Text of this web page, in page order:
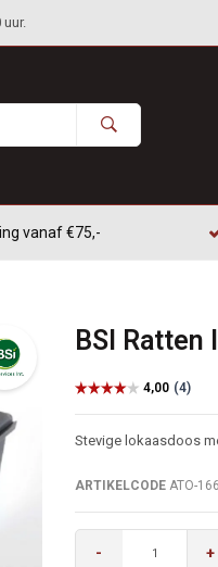
vanaf €75,-
BSI Ratten
Stevige lokaasdoos
ARTIKELCODEATO-
- +